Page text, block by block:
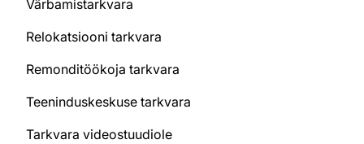
Värbamistarkvara
Relokatsiooni tarkvara
Remonditöökoja tarkvara
Teeninduskeskuse tarkvara
Tarkvara videostuudiole